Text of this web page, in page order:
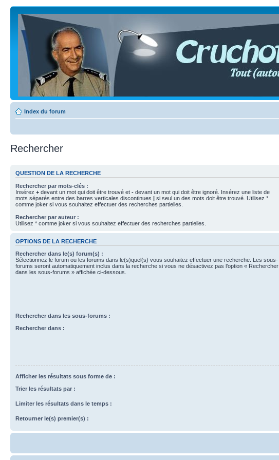
Index du forum
Rechercher
QUESTION DE LA RECHERCHE
Rechercher par mots-clés :
Insérez + devant un mot qui doit être trouvé et - devant un mot qui doit être ignoré. Insérez une liste de
mots séparés entre des barres verticales discontinues | si seul un des mots doit être trouvé. Utilisez *
comme joker si vous souhaitez effectuer des recherches partielles.
Rechercher par auteur :
Utilisez * comme joker si vous souhaitez effectuer des recherches partielles.
OPTIONS DE LA RECHERCHE
Rechercher dans le(s) forum(s) :
Sélectionnez le forum ou les forums dans le(s)quel(s) vous souhaitez effectuer une recherche. Les sous-
forums seront automatiquement inclus dans la recherche si vous ne désactivez pas l’option « Rechercher
dans les sous-forums » affichée ci-dessous.
Rechercher dans les sous-forums :
Rechercher dans :
Afficher les résultats sous forme de :
Trier les résultats par :
Limiter les résultats dans le temps :
Retourner le(s) premier(s) :